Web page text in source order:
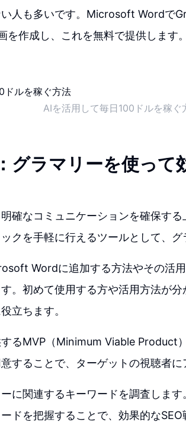
人も多いです。Microsoft Wordで
を作成し、これを無料で提供します。
AIを活用して毎日100ドルを稼ぐ
グラマリーを使って
確なコミュニケーションを確保す
クを手軽に行えるツールとして、グ
Wordに追加する方法やその活
。初めて使用する方や活用方法が
立ちます。
るMVP（Minimum Viable Product
することで、ターゲットの視聴者に
に関連するキーワードを調査しま
ドを把握することで、効果的な